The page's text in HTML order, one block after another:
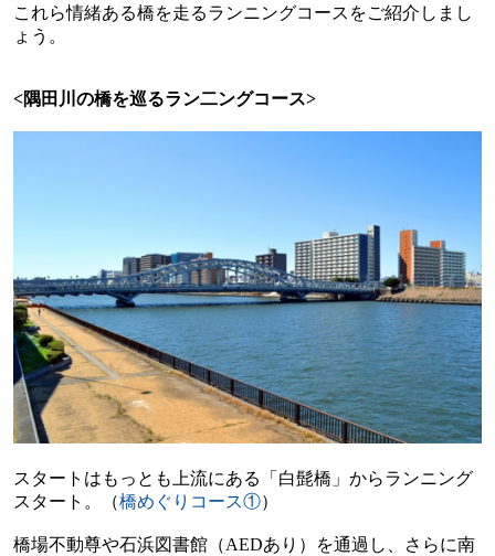
これら情緒ある橋を走るランニングコースをご紹介しまし
ょう。
<隅田川 の橋を巡るラン二ングコース>
スタートはもっとも上流にある「白髭橋」からランニング
スタート。（橋めぐりコース①）
橋場不動尊や石浜図書館（AEDあり）を通過し、さらに南